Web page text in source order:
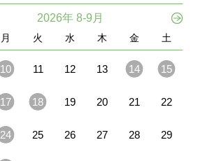
2026年 8-9月
月 火 水 木 金 土
10 11 12 13 14 15
17 18 19 20 21 22
24 25 26 27 28 29